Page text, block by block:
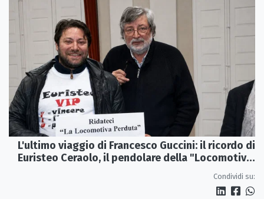
L'ultimo viaggio di Francesco Guccini: il ricordo di
Euristeo Ceraolo, il pendolare della "Locomotiva
Condividi su: